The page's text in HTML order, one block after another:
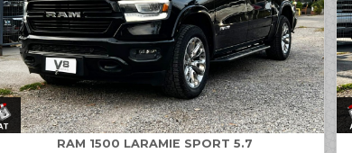
RAM 1500 LARAMIE SPORT 5.7